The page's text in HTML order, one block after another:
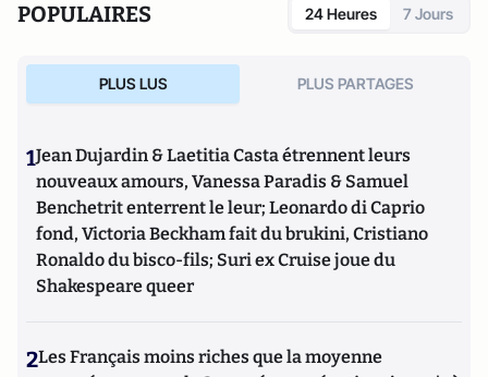
POPULAIRES 24 Heures 7 Jours
PLUS LUS PLUS PARTAGES
1Jean Dujardin & Laetitia Casta étrennent leurs
nouveaux amours, Vanessa Paradis & Samuel
Benchetrit enterrent le leur; Leonardo di Caprio
fond, Victoria Beckham fait du brukini, Cristiano
Ronaldo du bisco-fils; Suri ex Cruise joue du
Shakespeare queer
2Les Français moins riches que la moyenne